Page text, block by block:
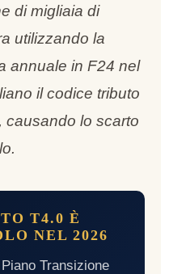
di migliaia di
utilizzando la
annuale in F24 nel
il codice tributo
causando lo scarto
T4.0 È
NEL 2026
Transizione